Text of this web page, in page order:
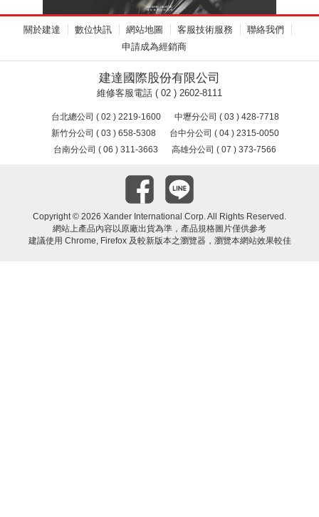
關於建達 數位快訊 網站地圖 客服技術服務
聯絡我們
申請成為經銷商
建達國際股份有限公司
維修客服電話 ( 02 ) 2602-8111
台北總公司 ( 02 ) 2219-1600
中壢分公司 ( 03 ) 428-7718
新竹分公司 ( 03 ) 658-5308
台中分公司 ( 04 ) 2315-0050
台南分公司 ( 06 ) 311-3663
高雄分公司 ( 07 ) 373-7566
Copyright © 2026 Xander International Corp. All Rights Reserved.
網站上產品內容以原廠出貨為準，產品規格圖片僅供參考
建議使用 Chrome, Firefox 及較新版本之瀏覽器，瀏覽本網站效果較佳